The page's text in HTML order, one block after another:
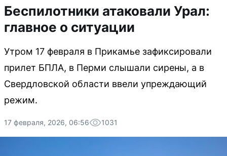
Беспилотники атаковали Урал:
главное о ситуации
Утром 17 февраля в Прикамье зафиксировали
прилет БПЛА, в Перми слышали сирены, а в
Свердловской области ввели упреждающий
режим.
17 февраля, 2026, 06:56 1031